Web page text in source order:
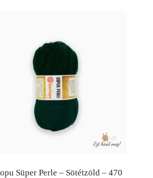
Süper Perle – Sötétzöld – 470